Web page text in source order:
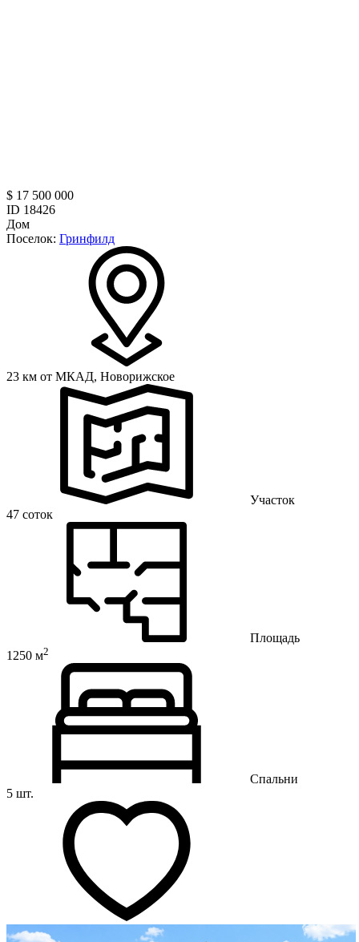
$ 17 500 000
ID 18426
Дом
Поселок: Гринфилд
23 км от МКАД, Новорижское
Участок
47 соток
Площадь
1250 м2
Спальни
5 шт.